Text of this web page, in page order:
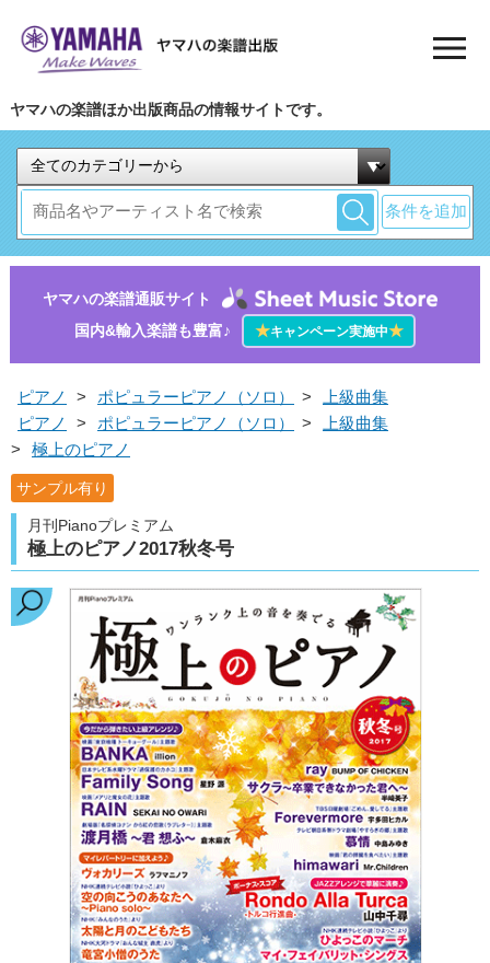
ヤマハの楽譜ほか出版商品の情報サイトです。
条件を追加
ヤマハの楽譜通販サイト
国内&輸入楽譜も豊富♪
★キャンペーン実施中★
ピアノ > ポピュラーピアノ（ソロ） >
上級曲集
ピアノ
> ポピュラーピアノ（ソロ） >
上級曲集
>
極上のピアノ
サンプル有り
月刊Pianoプレミアム
極上のピアノ2017秋冬号